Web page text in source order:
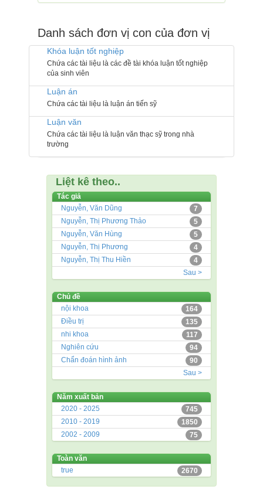
Danh sách đơn vị con của đơn vị
Khóa luận tốt nghiệp
Chứa các tài liệu là các đề tài khóa luận tốt nghiệp
của sinh viên
Luận án
Chứa các tài liệu là luận án tiến sỹ
Luận văn
Chứa các tài liệu là luận văn thạc sỹ trong nhà
trường
Liệt kê theo..
Tác giả
7
Nguyễn, Văn Dũng
5
Nguyễn, Thị Phương Thảo
5
Nguyễn, Văn Hùng
4
Nguyễn, Thị Phương
4
Nguyễn, Thị Thu Hiền
Sau >
Chủ đề
164
nội khoa
135
Điều trị
117
nhi khoa
94
Nghiên cứu
90
Chẩn đoán hình ảnh
Sau >
Năm xuất bản
745
2020 - 2025
1850
2010 - 2019
75
2002 - 2009
Toàn văn
2670
true